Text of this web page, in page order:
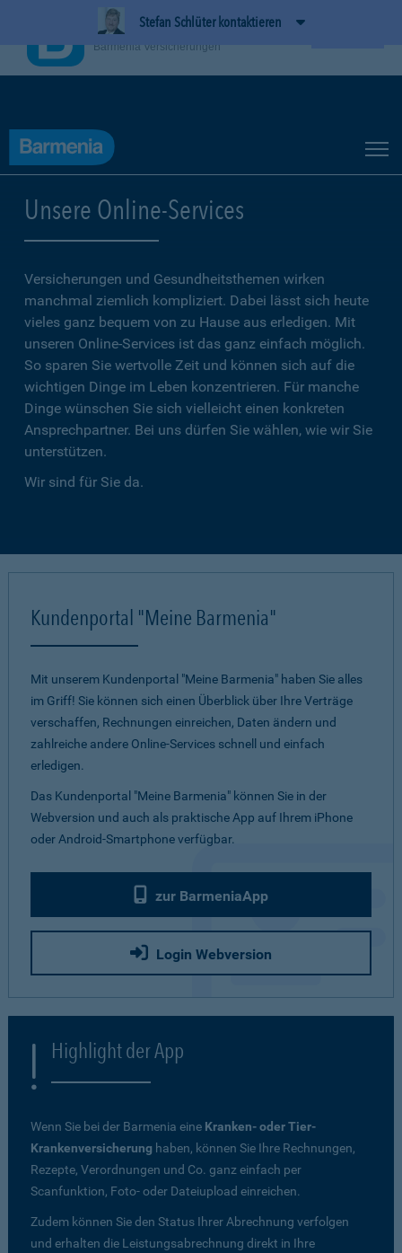
Stefan Schlüter kontaktieren
Unsere Online-Services
Versicherungen und Gesundheitsthemen wirken
manchmal ziemlich kompliziert. Dabei lässt sich heute
vieles ganz bequem von zu Hause aus erledigen. Mit
unseren Online-Services ist das ganz einfach möglich.
So sparen Sie wertvolle Zeit und können sich auf die
wichtigen Dinge im Leben konzentrieren. Für manche
Dinge wünschen Sie sich vielleicht einen konkreten
Ansprechpartner. Bei uns dürfen Sie wählen, wie wir Sie
unterstützen.
Wir sind für Sie da.
Kundenportal "Meine Barmenia"
Mit unserem Kundenportal "Meine Barmenia" haben Sie alles
im Griff! Sie können sich einen Überblick über Ihre Verträge
verschaffen, Rechnungen einreichen, Daten ändern und
zahlreiche andere Online-Services schnell und einfach
erledigen.
Das Kundenportal "Meine Barmenia" können Sie in der
Webversion und auch als praktische App auf Ihrem iPhone
oder Android-Smartphone verfügbar.
zur BarmeniaApp
Login Webversion
Highlight der App
Wenn Sie bei der Barmenia eine Kranken- oder Tier-
Krankenversicherung haben, können Sie Ihre Rechnungen,
Rezepte, Verordnungen und Co. ganz einfach per
Scanfunktion, Foto- oder Dateiupload einreichen.
Zudem können Sie den Status Ihrer Abrechnung verfolgen
und erhalten die Leistungsabrechnung direkt in Ihre
BarmeniaApp
Barmenia Versicherungen